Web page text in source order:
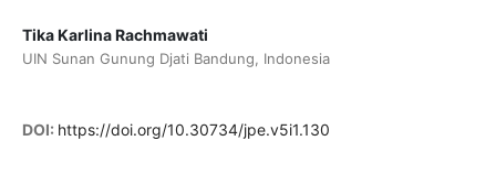
Tika Karlina Rachmawati
UIN Sunan Gunung Djati Bandung, Indonesia
DOI: https://doi.org/10.30734/jpe.v5i1.130